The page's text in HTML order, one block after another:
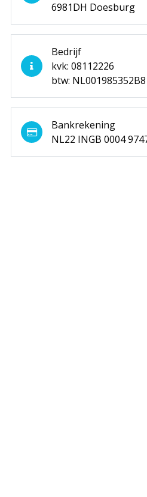
6981DH Doesburg
Bedrijf
kvk: 08112226
btw:
Bankrekening
NL22 INGB 0004